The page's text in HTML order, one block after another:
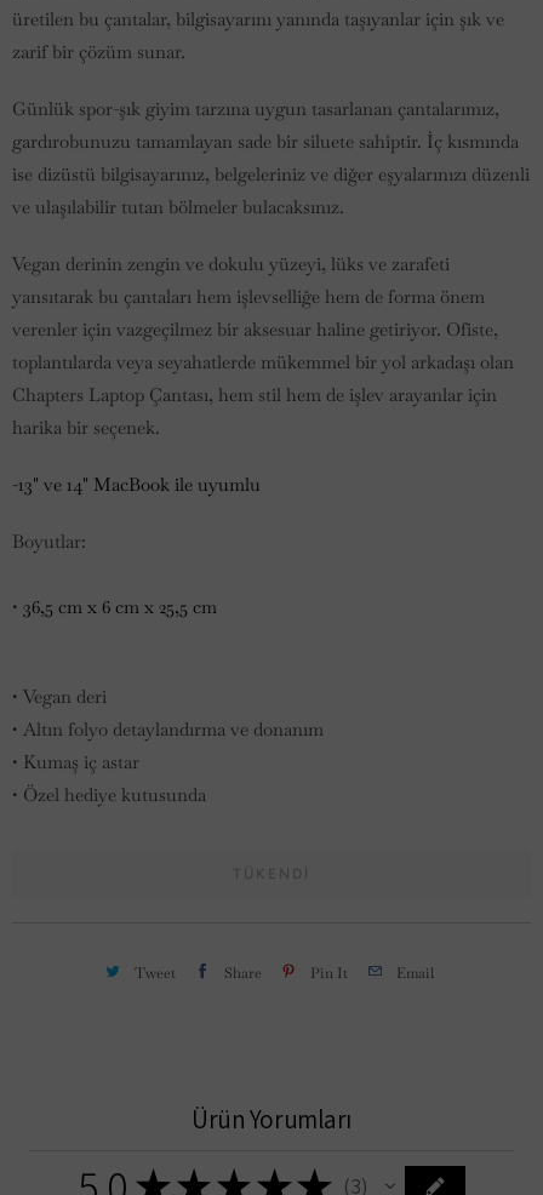
l
d
ğ
i
n
d
b
e
n
i
h
a
r
a
t
.
:
üretilen bu çantalar, bilgisayarını yanında taşıyanlar için şık ve
zarif bir çözüm sunar.
Günlük spor-şık giyim tarzına uygun tasarlanan çantalarımız,
gardırobunuzu tamamlayan sade bir siluete sahiptir. İç kısmında
ise dizüstü bilgisayarınız, belgeleriniz ve diğer eşyalarınızı düzenli
ve ulaşılabilir tutan bölmeler bulacaksınız.
Vegan derinin zengin ve dokulu yüzeyi, lüks ve zarafeti
yansıtarak bu çantaları hem işlevselliğe hem de forma önem
verenler için vazgeçilmez bir aksesuar haline getiriyor. Ofiste,
toplantılarda veya seyahatlerde mükemmel bir yol arkadaşı olan
Chapters Laptop Çantası, hem stil hem de işlev arayanlar için
harika bir seçenek.
-13" ve 14" MacBook ile uyumlu
Boyutlar:
• 36,5 cm x 6 cm x 25,5 cm
• Vegan deri
• Altın folyo detaylandırma ve donanım
• Kumaş iç astar
• Özel hediye kutusunda
TÜKENDI
Tweet Share Pin It Email
Ürün Yorumları
★ ★ ★★★ 3